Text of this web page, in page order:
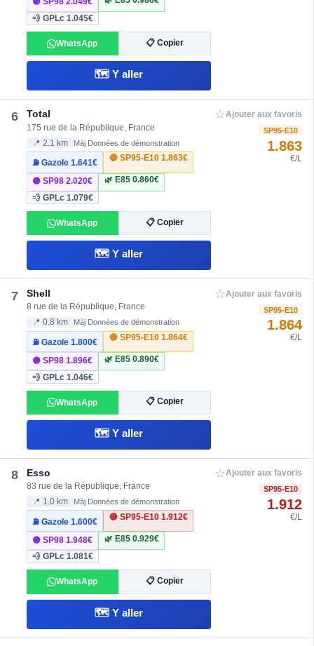
🟣 SP982.049€
💨 GPLc1.045€
WhatsApp 📋 Copier
🗺️ Y aller
6 Total
175 rue de la République, France
📍 2.1 km Màj Données de démonstration
⛽ Gazole1.641€
🔴 SP95-E10 1.863€
🟣 SP982.020€ 🌿 E85 0.860€
💨 GPLc1.079€
WhatsApp 📋 Copier
🗺️ Y aller
☆Ajouter aux favoris
SP95-E10
1.863
€/L
7 Shell
8 rue de la République, France
📍 0.8 km Màj Données de démonstration
⛽ Gazole1.800€
🔴 SP95-E10 1.864€
🟣 SP981.896€ 🌿 E85 0.890€
💨 GPLc1.046€
WhatsApp 📋 Copier
🗺️ Y aller
☆Ajouter aux favoris
SP95-E10
1.864
€/L
8 Esso
83 rue de la République, France
📍 1.0 km Màj Données de démonstration
⛽ Gazole1.600€
🔴 SP95-E10 1.912€
🟣 SP981.948€ 🌿 E85 0.929€
💨 GPLc1.081€
WhatsApp 📋 Copier
🗺️ Y aller
☆Ajouter aux favoris
SP95-E10
1.912
€/L